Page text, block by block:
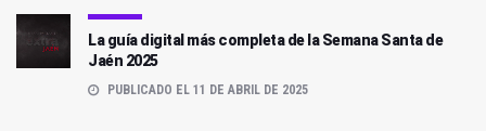
La guía digital más completa de la Semana Santa de
Jaén 2025
PUBLICADO EL 11 DE ABRIL DE 2025